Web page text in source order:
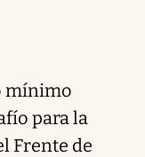
mínimo
para la
Frente de